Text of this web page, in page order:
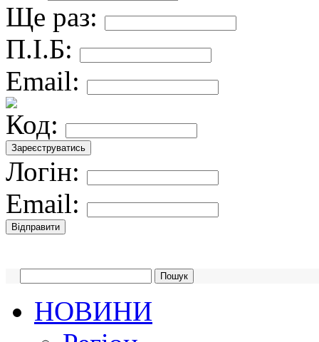
Ще раз:
П.І.Б:
Email:
Код:
Логін:
Email:
НОВИНИ